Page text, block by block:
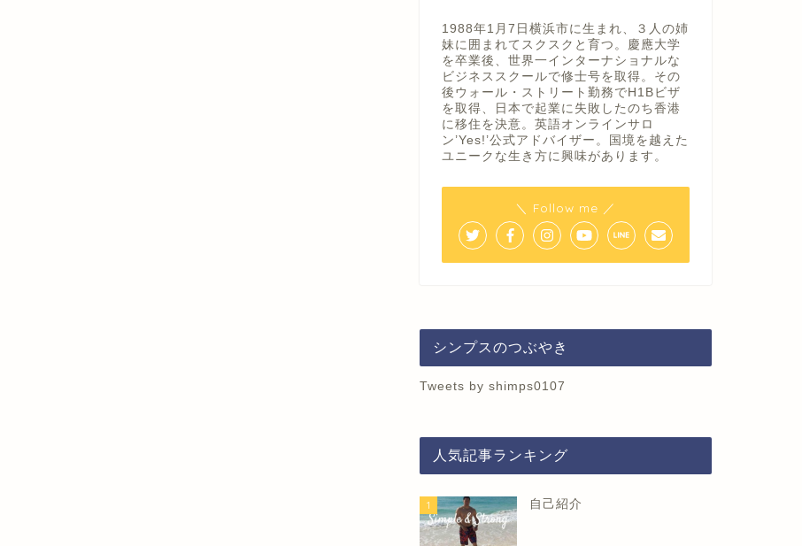
1988年1月7日横浜市に生まれ、３人の姉
妹に囲まれてスクスクと育つ。慶應大学
を卒業後、世界一インターナショナルな
ビジネススクールで修士号を取得。その
後ウォール・ストリート勤務でH1Bビザ
を取得、日本で起業に失敗したのち香港
に移住を決意。英語オンラインサロ
ン’Yes!’公式アドバイザー。国境を越えた
ユニークな生き方に興味があります。
＼ Follow me ／
シンプスのつぶやき
Tweets by shimps0107
人気記事ランキング
1 自己紹介